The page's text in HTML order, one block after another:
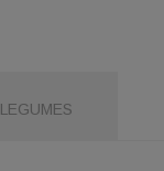
LEGUMES